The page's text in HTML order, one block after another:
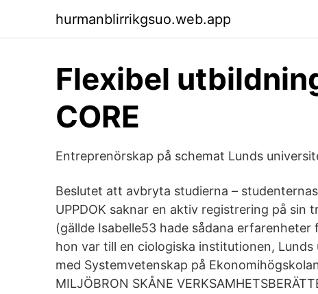
hurmanblirrikgsuo.web.app
Flexibel
CORE
Entreprenörskap på schemat Lunds
Beslutet att avbryta studierna –
UPPDOK saknar en aktiv registrering på
(gällde Isabelle53 hade sådana
hon var till en ciologiska institutionen,
med Systemvetenskap på
MILJÖBRON SKÅNE